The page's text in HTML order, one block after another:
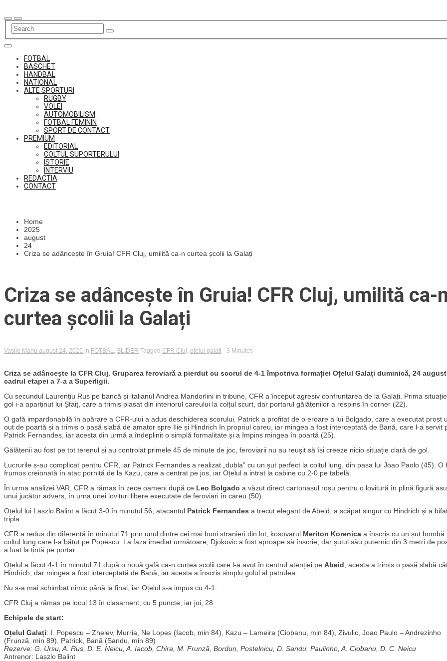
to
content
FOTBAL
BASCHET
HANDBAL
NATIONAL
ALTE SPORTURI
RUGBY
VOLEI
AUTOMOBILISM
FOTBAL FEMININ
SPORT DE CONTACT
PREMIUM
EDITORIAL
COLTUL SUPORTERULUI
ISTORIE
INTERVIU
REDACTIA
CONTACT
Home
2025
august
24
Criza se adâncește în Gruia! CFR Cluj, umilită ca-n curtea școlii la Galați
Criza se adâncește în Gruia! CFR Cluj, umilită ca-
curtea școlii la Galați
Vasile Manu august 24, 2025 in FOTBAL SLIDER Tagged CFR Cluj otelul galati - 3 Minutes
Criza se adâncește la CFR Cluj. Gruparea feroviară a pierdut cu scorul de 4-1 împotriva formației Oțelul Galați duminică, 24
cadrul etapei a 7-a a Superligii.
Cu secundul Laurențiu Rus pe bancă și italianul Andrea Mandorlini in tribune, CFR a început agresiv confruntarea de la Galați. Prima
gol i-a aparținut lui Șfaiț, care a trimis plasat din interiorul careului la colțul scurt, dar portarul gălățenilor a respins în corner (22).
O gafă impardonabilă în apărare a CFR-ului a adus deschiderea scorului. Patrick a profitat de o eroare a lui Bolgado, care a executat prost
out de poartă și a trimis o pasă slabă de amator spre Ilie și Hindrich în propriul careu, iar mingea a fost interceptată de Bană, care l-a servit
Patrick Fernandes, iar acesta din urmă a îndeplinit o simplă formalitate și a împins mingea în poartă (25).
Gălățenii au fost pe tot terenul și au controlat primele 45 de minute de joc, feroviarii nu au reușit să își creeze nicio situație clară de gol.
Lucrurile s-au complicat pentru CFR, iar Patrick Fernandes a realizat „dubla” cu un șut perfect la colțul lung, din pasa lui Joao Paolo (45). O
frumos creionată în atac pornită de la Kazu, care a centrat pe jos, iar Oțelul a intrat la cabine cu 2-0 pe tabelă.
În urma analizei VAR, CFR a rămas în zece oameni după ce Leo Bolgado a văzut direct cartonașul roșu pentru o lovitură în plină figură
unui jucător advers, în urna unei lovituri libere executate de feroviari în careu (50).
Oțelul lui Laszlo Balint a făcut 3-0 în minutul 56, atacantul Patrick Fernandes a trecut elegant de Abeid, a scăpat singur cu Hindrich și a
tripla.
CFR a redus din diferență în minutul 71 prin unul dintre cei mai buni stranieri din lot, kosovarul Meriton Korenica a înscris cu un șut bombă
colțul lung care l-a bătut pe Popescu. La faza imediat următoare, Djokovic a fost aproape să înscrie, dar șutul său puternic din 3 metri de
a luat la țintă pe portar.
Oțelul a făcut 4-1 în minutul 71 după o nouă gafă ca-n curtea școlii care l-a avut în centrul atenției pe Abeid , acesta a trimis o pasă slabă
Hindrich, dar mingea a fost interceptată de Bană, iar acesta a înscris simplu golul al patrulea.
Nu s-a mai schimbat nimic până la final, iar Oțelul s-a impus cu 4-1.
CFR Cluj a rămas pe locul 13 în clasament, cu 5 puncte, iar joi, 28
Echipele de start:
Oțelul Galați: I. Popescu – Zhelev, Murria, Ne Lopes (Iacob, min 84), Kazu – Lameira (Ciobanu, min 84), Zivulic, Joao Paulo – Andrezinho
(Frunză, min 89), Patrick, Bană (Sandu, min 89)
Rezerve: G. Ursu, A. Rus, D. E. Neicu, A. Iacob, Chira, M. Frunză, Bordun, Postelnicu, D. Sandu, Paulinho, A. Ciobanu, D. C. Neicu
Antrenor: Laszlo Balint